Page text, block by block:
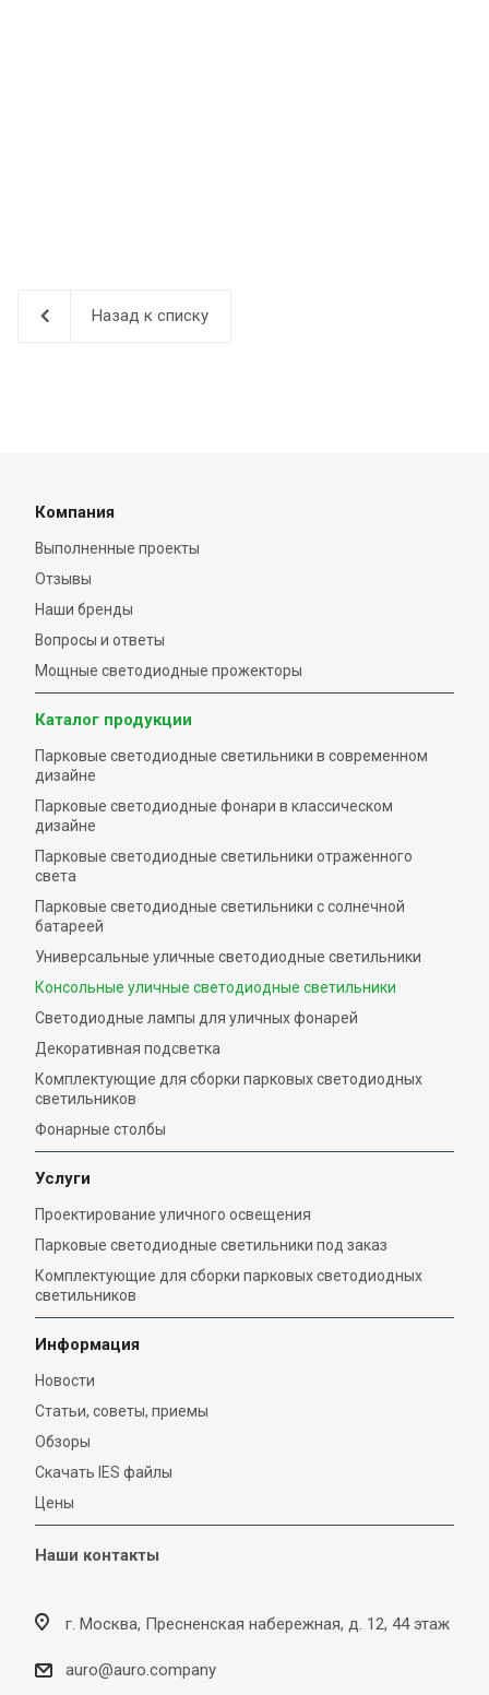
Назад к списку
Компания
Выполненные проекты
Отзывы
Наши бренды
Вопросы и ответы
Мощные светодиодные прожекторы
Каталог продукции
Парковые светодиодные светильники в современном
дизайне
Парковые светодиодные фонари в классическом
дизайне
Парковые светодиодные светильники отраженного
света
Парковые светодиодные светильники с солнечной
батареей
Универсальные уличные светодиодные светильники
Консольные уличные светодиодные светильники
Светодиодные лампы для уличных фонарей
Декоративная подсветка
Комплектующие для сборки парковых светодиодных
светильников
Фонарные столбы
Услуги
Проектирование уличного освещения
Парковые светодиодные светильники под заказ
Комплектующие для сборки парковых светодиодных
светильников
Информация
Новости
Статьи, советы, приемы
Обзоры
Скачать IES файлы
Цены
Наши контакты
г. Москва, Пресненская набережная, д. 12, 44 этаж
auro@auro.company